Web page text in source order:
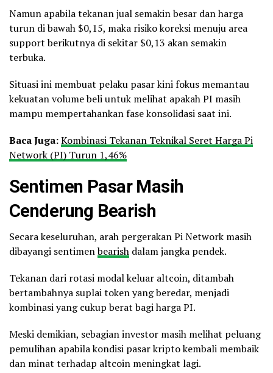
Namun apabila tekanan jual semakin besar dan harga
turun di bawah $0,15, maka risiko koreksi menuju area
support berikutnya di sekitar $0,13 akan semakin
terbuka.
Situasi ini membuat pelaku pasar kini fokus memantau
kekuatan volume beli untuk melihat apakah PI masih
mampu mempertahankan fase konsolidasi saat ini.
Baca Juga:Kombinasi Tekanan Teknikal Seret Harga Pi
Network (PI) Turun 1,46%
Sentimen Pasar Masih
Cenderung Bearish
Secara keseluruhan, arah pergerakan Pi Network masih
dibayangi sentimenbearish dalam jangka pendek.
Tekanan dari rotasi modal keluar altcoin, ditambah
bertambahnya suplai token yang beredar, menjadi
kombinasi yang cukup berat bagi harga PI.
Meski demikian, sebagian investor masih melihat peluang
pemulihan apabila kondisi pasar kripto kembali membaik
dan minat terhadap altcoin meningkat lagi.